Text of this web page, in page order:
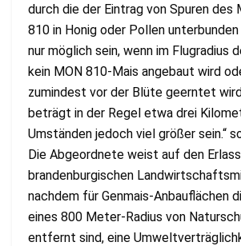
durch die der Eintrag von Spuren des
810 in Honig oder Pollen
nur möglich sein, wenn im Flugradius
kein MON 810-Mais angebaut wird
zumindest vor der Blüte geerntet
beträgt in der Regel etwa drei
Umständen jedoch viel größer sein.“
Die Abgeordnete weist auf den
brandenburgischen
nachdem für Genmais-Anbauflächen
eines 800 Meter-Radius von
entfernt sind, eine